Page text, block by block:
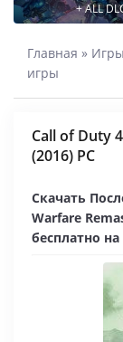
+ ALL
Главная »
игры
Call of Duty
(2016) PC
Скачать
Warfare
бесплатно